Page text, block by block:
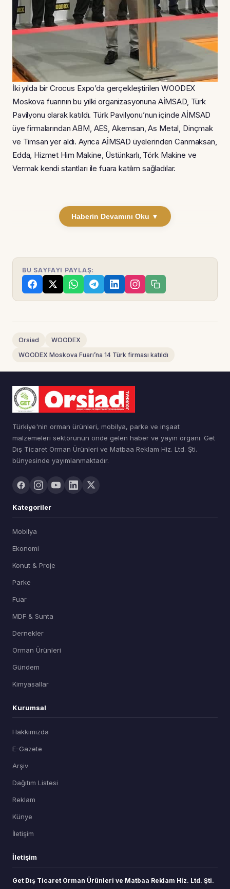
İki yılda bir Crocus Expo’da gerçekleştirilen WOODEX
Moskova fuarının bu yılki organizasyonuna AİMSAD, Türk
Pavilyonu olarak katıldı. Türk Pavilyonu’nun içinde AİMSAD
üye firmalarından ABM, AES, Akemsan, As Metal, Dinçmak
ve Timsan yer aldı. Ayrıca AİMSAD üyelerinden Canmaksan,
Edda, Hizmet Him Makine, Üstünkarlı, Törk Makine ve
Vermak kendi stantları ile fuara katılım sağladılar.
Haberin Devamını Oku ▼
BU SAYFAYI PAYLAŞ:
Orsiad
WOODEX
WOODEX Moskova Fuarı’na 14 Türk firması katıldı
Türkiye'nin orman ürünleri, mobilya, parke ve inşaat
malzemeleri sektörünün önde gelen haber ve yayın organı. Get
Dış Ticaret Orman Ürünleri ve Matbaa Reklam Hiz. Ltd. Şti.
bünyesinde yayımlanmaktadır.
Kategoriler
Mobilya
Ekonomi
Konut & Proje
Parke
Fuar
MDF & Sunta
Dernekler
Orman Ürünleri
Gündem
Kimyasallar
Kurumsal
Hakkımızda
E-Gazete
Arşiv
Dağıtım Listesi
Reklam
Künye
İletişim
İletişim
Get Dış Ticaret Orman Ürünleri ve Matbaa Reklam Hiz. Ltd. Şti.